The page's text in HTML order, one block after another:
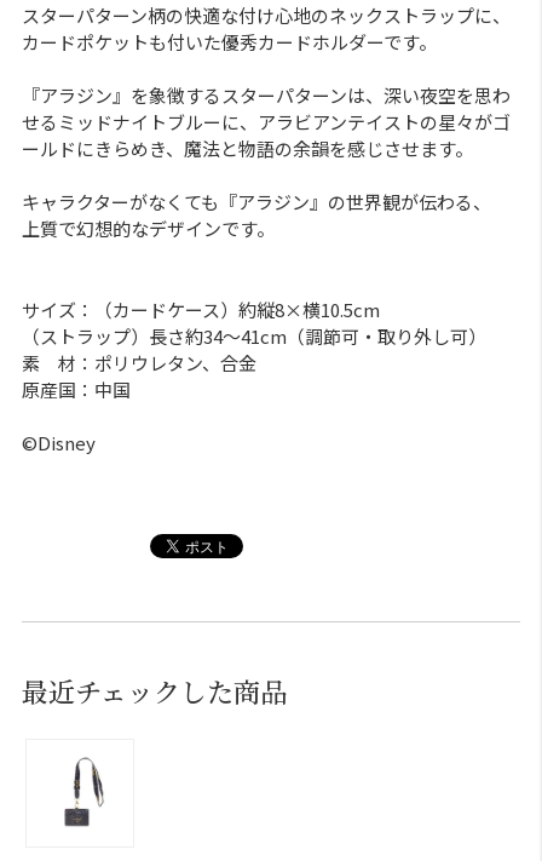
スターパターン柄の快適な付け心地のネックストラップに、
カードポケットも付いた優秀カードホルダーです。
『アラジン』を象徴するスターパターンは、深い夜空を思わ
せるミッドナイトブルーに、アラビアンテイストの星々がゴ
ールドにきらめき、魔法と物語の余韻を感じさせます。
キャラクターがなくても『アラジン』の世界観が伝わる、
上質で幻想的なデザインです。
サイズ：（カードケース）約縦8×横10.5cm
（ストラップ）長さ約34～41cm（調節可・取り外し可）
素 材：ポリウレタン、合金
原産国：中国
©Disney
最近チェックした商品